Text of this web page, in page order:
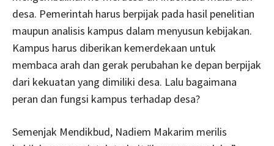
desa. Pemerintah harus berpijak pada hasil penelitian
maupun analisis kampus dalam menyusun kebijakan.
Kampus harus diberikan kemerdekaan untuk
membaca arah dan gerak perubahan ke depan berpijak
dari kekuatan yang dimiliki desa. Lalu bagaimana
peran dan fungsi kampus terhadap desa?
Semenjak Mendikbud, Nadiem Makarim merilis